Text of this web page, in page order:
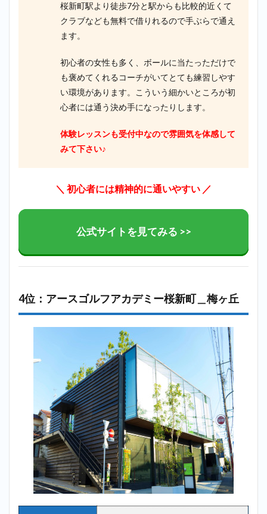
桜新町駅より徒歩7分と駅からも比較的近くて
クラブなども無料で借りれるので手ぶらで通え
ます。
初心者の女性も多く、ボールに当たっただけで
も褒めてくれるコーチがいてとても練習しやす
い環境があります。こういう細かいところが初
心者には通う決め手になったりします。
体験レッスンも受付中なので雰囲気を体感して
みて下さい♪
＼ 初心者には精神的に通いやすい ／
公式サイトを見てみる >>
4位：アースゴルフアカデミー桜新町＿梅ヶ丘